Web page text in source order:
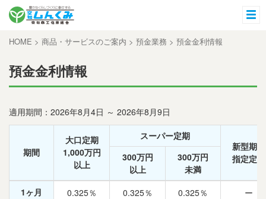
HOME > 商品・サービスのご案内 > 預金業務 > 預金金利情報
預金金利情報
適用期間：2026年8月4日 ～ 2026年8月9日
期間
大口定期
1,000万円
以上
スーパー定期
新型期日
指定定期
300万円
以上
300万円
未満
1ヶ月
0.325％ 0.325％ 0.325％
ー